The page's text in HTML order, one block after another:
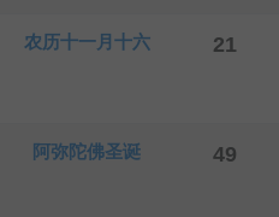
农历十一月十六 21
阿弥陀佛圣诞 49